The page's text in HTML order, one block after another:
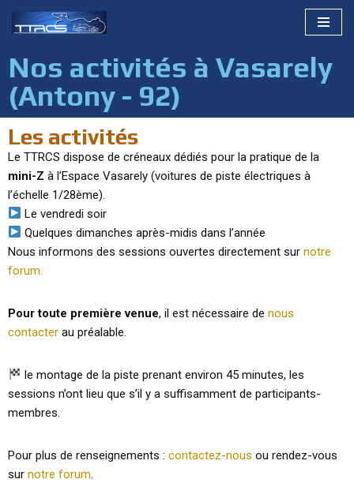
au
contenu
Nos activités à Vasarely
(Antony - 92)
Les activités
Le TTRCS dispose de créneaux dédiés pour la pratique de la
mini-Z à l’Espace Vasarely (voitures de piste électriques à
l’échelle 1/28ème).
Le vendredi soir
Quelques dimanches après-midis dans l’année
Nous informons des sessions ouvertes directement sur notre
forum.
Pour toute première venue, il est nécessaire de nous
contacter au préalable.
le montage de la piste prenant environ 45 minutes, les
sessions n’ont lieu que s’il y a suffisamment de participants-
membres.
Pour plus de renseignements : contactez-nous ou rendez-vous
sur notre forum